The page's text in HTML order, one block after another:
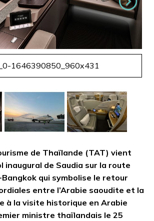
1646390850_960x431
Suivant
de Thaïlande (TAT) vient
inaugural de Saudia sur la route
Bangkok qui symbolise le retour
entre l’Arabie saoudite et la
à la visite historique en Arabie
ministre thaïlandais le 25